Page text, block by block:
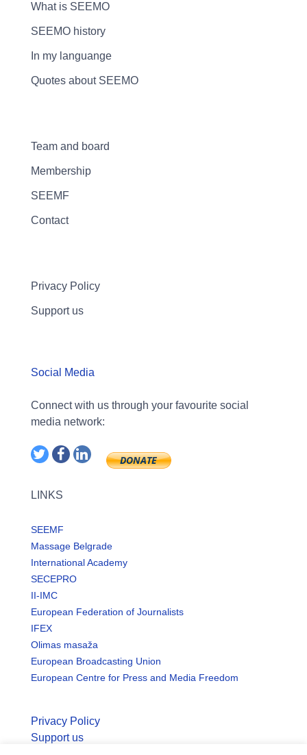
What is SEEMO
SEEMO history
In my languange
Quotes about SEEMO
Team and board
Membership
SEEMF
Contact
Privacy Policy
Support us
Social Media
Connect with us through your favourite social
media network:
LINKS
SEEMF
Massage Belgrade
International Academy
SECEPRO
II-IMC
European Federation of Journalists
IFEX
Olimas masaža
European Broadcasting Union
European Centre for Press and Media Freedom
Privacy Policy
Support us